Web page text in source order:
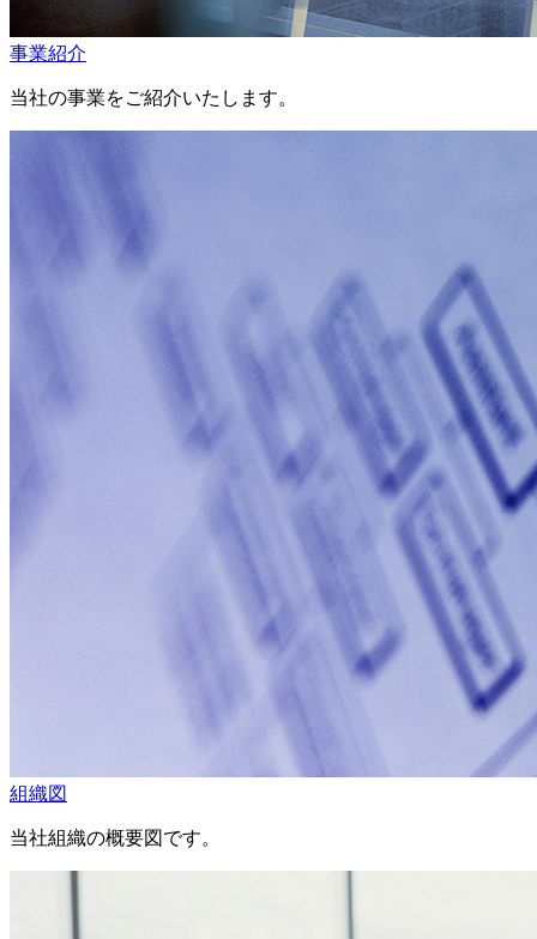
事業紹介
当社の事業をご紹介いたします。
組織図
当社組織の概要図です。